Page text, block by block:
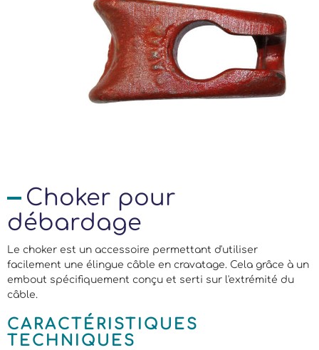
Choker pour
débardage
Le choker est un accessoire permettant d'utiliser
facilement une élingue câble en cravatage. Cela grâce à un
embout spécifiquement conçu et serti sur l'extrémité du
câble.
CARACTÉRISTIQUES
TECHNIQUES